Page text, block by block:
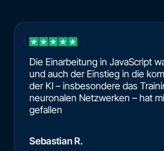
Die Einarbeitung in JavaScript
und auch der Einstieg in die
der KI – insbesondere das
neuronalen Netzwerken – hat
gefallen
Sebastian R.